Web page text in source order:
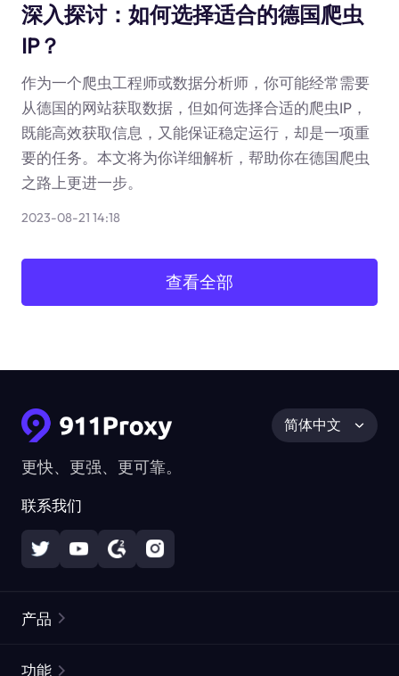
深入探讨：如何选择适合的德国爬虫
IP？
作为一个爬虫工程师或数据分析师，你可能经常需要
从德国的网站获取数据，但如何选择合适的爬虫IP，
既能高效获取信息，又能保证稳定运行，却是一项重
要的任务。本文将为你详细解析，帮助你在德国爬虫
之路上更进一步。
2023-08-21 14:18
查看全部
更快、更强、更可靠。
联系我们
简体中文
产品
功能